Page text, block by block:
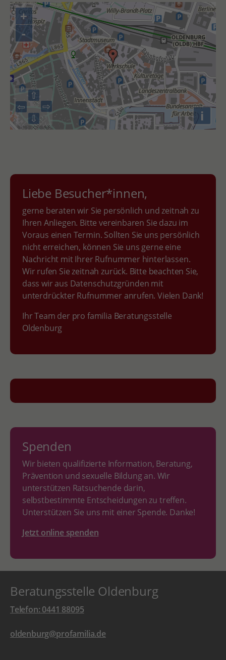
⇧
⇨
⇦
⇩
+
-
i
Liebe Besucher*innen,
gerne beraten wir Sie persönlich und zeitnah zu
Ihren Anliegen. Bitte vereinbaren Sie dazu im
Voraus einen Termin. Sollten Sie uns persönlich
nicht erreichen, können Sie uns gerne eine
Nachricht mit Ihrer Rufnummer hinterlassen.
Wir rufen Sie zeitnah zurück. Bitte beachten Sie,
dass wir aus Datenschutzgründen mit
unterdrückter Rufnummer anrufen. Vielen Dank!
Ihr Team der pro familia Beratungsstelle
Oldenburg
Spenden
Wir bieten qualifizierte Information, Beratung,
Prävention und sexuelle Bildung an. Wir
unterstützen Ratsuchende darin,
selbstbestimmte Entscheidungen zu treffen.
Unterstützen Sie uns mit einer Spende. Danke!
Jetzt online spenden
Beratungsstelle Oldenburg
Telefon: 0441 88095
oldenburg@profamilia.de